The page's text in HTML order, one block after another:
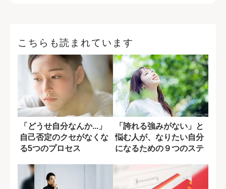
こちらも読まれています
「どうせ自分なんか...」
自己否定のクセがなくな
る5つのプロセス
「誇れる強みがない」と
悩む人が、なりたい自分
になるための９つのステ